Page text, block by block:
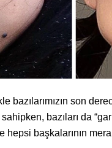
bazılarımızın son
bazıları da
başkalarının